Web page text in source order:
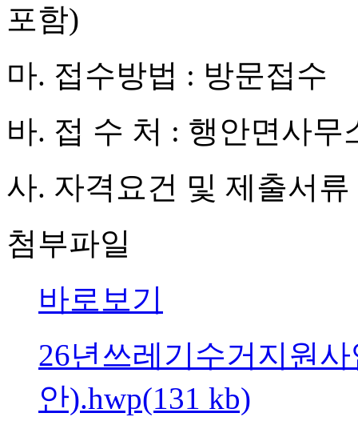
포함)
마. 접수방법 : 방문접수
바. 접 수 처 : 행안면사무
사. 자격요건 및 제출서
첨부파일
바로보기
26년쓰레기수거지원
안).hwp(131 kb)